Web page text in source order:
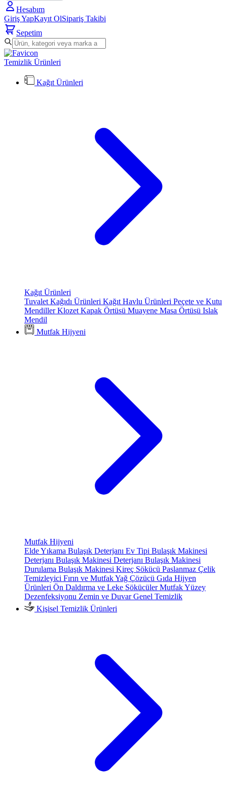
Hesabım
Giriş YapKayıt OlSipariş Takibi
Sepetim
Temizlik Ürünleri
Kağıt Ürünleri
Kağıt Ürünleri
Tuvalet Kağıdı Ürünleri Kağıt Havlu Ürünleri Peçete ve Kutu
MendillerKlozet Kapak Örtüsü Muayene Masa Örtüsü Islak
Mendil
Mutfak Hijyeni
Mutfak Hijyeni
Elde Yıkama Bulaşık Deterjanı Ev Tipi Bulaşık Makinesi
Deterjanı Bulaşık Makinesi Deterjanı Bulaşık Makinesi
Durulama Bulaşık Makinesi Kireç Sökücü Paslanmaz Çelik
Temizleyici Fırın ve Mutfak Yağ Çözücü Gıda Hijyen
Ürünleri Ön Daldırma ve Leke SökücülerMutfak Yüzey
Dezenfeksiyonu Zemin ve Duvar Genel Temizlik
Kişisel Temizlik Ürünleri